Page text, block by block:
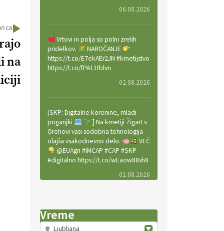
na
06.08.2026
Vrtovi in polja so polni zrelih
pridelkov.
NAROČANJE
https://t.co/E7ekAEr2JN #kmetijstvo
https://t.co/fPA11tblvn
02.08.2026
[SKP: Digitalne korenine, mladi
poganjki
] Na kmetiji Žigart v
Orehovi vasi sodobna tehnologija
olajša vsakodnevno delo.
VEČ
@EUAgri #IMCAP #CAP #SKP
#digitalno https://t.co/wEaow88sh8
01.08.2026
ekološko vinsko posestvo Fedora
na Krasu.
VEČ
Vreme
Ljubljana